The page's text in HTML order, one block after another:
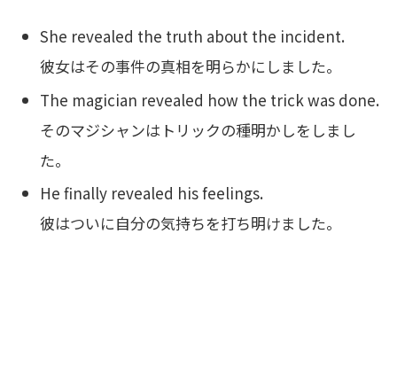
She revealed the truth about the incident.
彼女はその事件の真相を明らかにしました。
The magician revealed how the trick was done.
そのマジシャンはトリックの種明かしをしまし
た。
He finally revealed his feelings.
彼はついに自分の気持ちを打ち明けました。